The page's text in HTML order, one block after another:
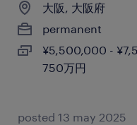
大阪, 大阪府
permanent
¥5,500,000 -
750万円
posted 13 may 2025